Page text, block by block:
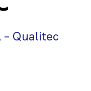
– Qualitec